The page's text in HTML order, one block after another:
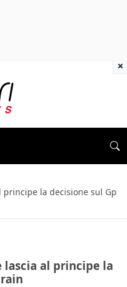
principe la decisione sul Gp
lascia al principe la
×